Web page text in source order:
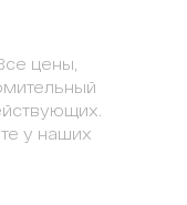
цены,
у наших